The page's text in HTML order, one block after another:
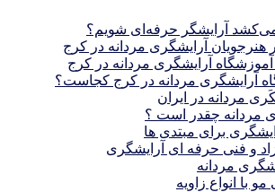
آرایشگر حرفه‌ای شویم؟
آرایشگری مردانه در کرج
آرایشگری مردانه در کرج کجاست؟
مردانه در ايران
مردانه چقدر است ؟
برای مبتدی ها
و فنی حرفه ای آرایشگری
مردانه
با انواع زاویه